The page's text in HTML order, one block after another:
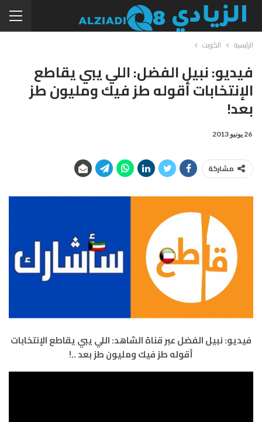
الرئيسية الكويت
فيديو: نبيل الفضل: اللي يبي يقاطع
الإنتخابات أقوله طز فيك ومليون طز
بعد!
26 يونيو 2013
مشاركة
فيديو: نبيل الفضل عبر قناة الشاهد: اللي يبي يقاطع الإنتخابات
أقوله طز فيك ومليون طز بعد ..!